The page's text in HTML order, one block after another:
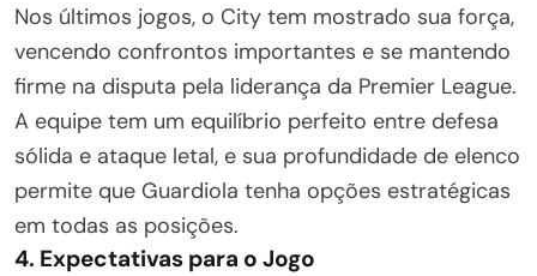
Nos últimos jogos, o City tem mostrado sua força,
vencendo confrontos importantes e se mantendo
firme na disputa pela liderança da Premier League.
A equipe tem um equilíbrio perfeito entre defesa
sólida e ataque letal, e sua profundidade de elenco
permite que Guardiola tenha opções estratégicas
em todas as posições.
4. Expectativas para o Jogo